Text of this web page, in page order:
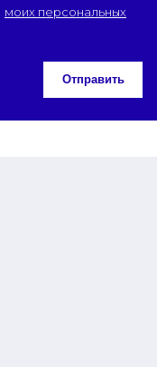
моих персональных
Отправить